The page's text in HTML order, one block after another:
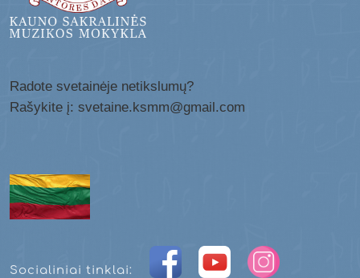
Radote svetainėje netikslumų?
Rašykite į: svetaine.ksmm@gmail.com
Socialiniai tinklai: